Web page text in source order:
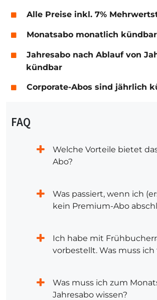
Alle Preise inkl. 7%
Monatsabo monatlich kündbar
Jahresabo nach Ablauf von
kündbar
Corporate-Abos sind jährlich
FAQ
Welche Vorteile bietet
Abo?
Was passiert, wenn ich
kein Premium-Abo
Ich habe mit
vorbestellt. Was muss ich
Was muss ich zum
Jahresabo wissen?